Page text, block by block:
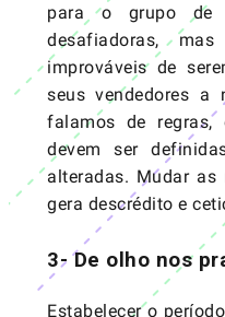
para o grupo de
desafiadoras,
improváveis de
seus vendedores a
falamos de regras,
devem ser
alteradas. Mudar
gera descrédito e
3- De olho nos
Estabelecer o